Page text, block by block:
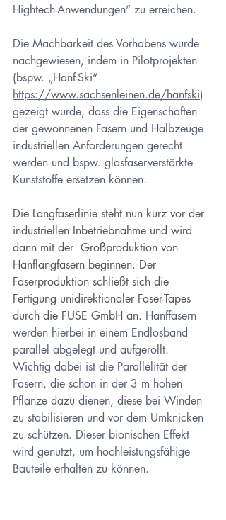
Hightech-Anwendungen“ zu erreichen.
Die Machbarkeit des Vorhabens wurde
nachgewiesen, indem in Pilotprojekten
(bspw. „Hanf-Ski“
https://www.sachsenleinen.de/hanfski)
gezeigt wurde, dass die Eigenschaften
der gewonnenen Fasern und Halbzeuge
industriellen Anforderungen gerecht
werden und bspw. glasfaserverstärkte
Kunststoffe ersetzen können.
Die Langfaserlinie steht nun kurz vor der
industriellen Inbetriebnahme und wird
dann mit der  Großproduktion von
Hanflangfasern beginnen. Der
Faserproduktion schließt sich die
Fertigung unidirektionaler Faser-Tapes
durch die FUSE GmbH an. Hanffasern
werden hierbei in einem Endlosband
parallel abgelegt und aufgerollt.
Wichtig dabei ist die Parallelität der
Fasern, die schon in der 3 m hohen
Pflanze dazu dienen, diese bei Winden
zu stabilisieren und vor dem Umknicken
zu schützen. Dieser bionischen Effekt
wird genutzt, um hochleistungsfähige
Bauteile erhalten zu können.